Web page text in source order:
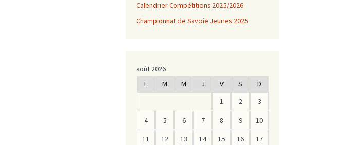
Calendrier Compétitions 2025/2026
Championnat de Savoie Jeunes 2025
août 2026
L
M M J V S
D
1
2 3
4 5 6 7 8 9 10
11 12 13 14 15 16 17